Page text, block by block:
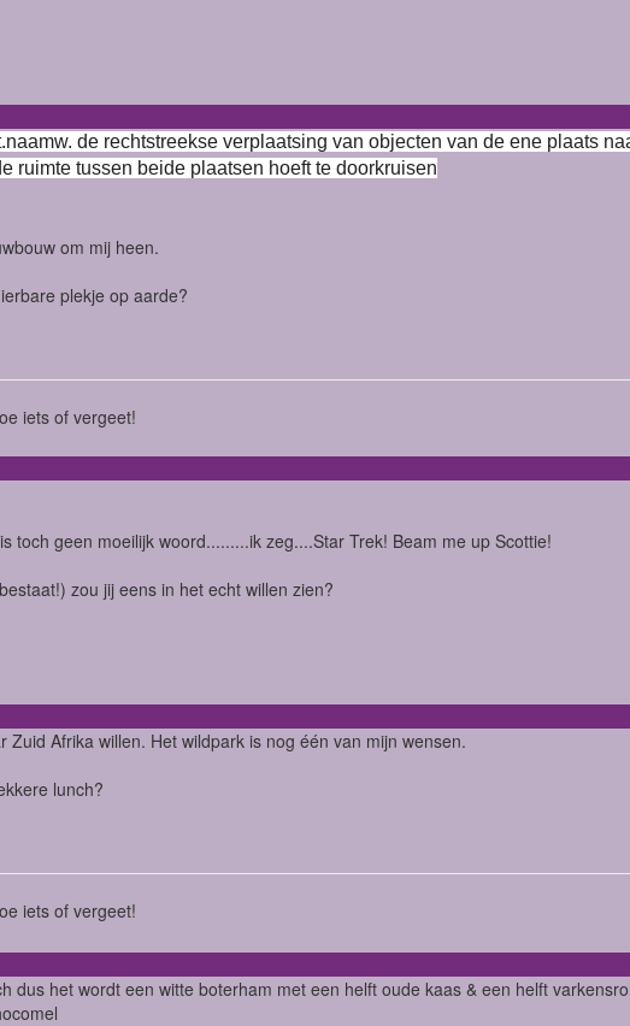
de rechtstreekse verplaatsing van objecten van de ene plaats
ruimte tussen beide plaatsen hoeft te doorkruisen
om mij heen.
plekje op aarde?
iets of vergeet!
toch geen moeilijk woord.........ik zeg....Star Trek! Beam me up Scottie!
zou jij eens in het echt willen zien?
Zuid Afrika willen. Het wildpark is nog één van mijn wensen.
lunch?
iets of vergeet!
dus het wordt een witte boterham met een helft oude kaas & een helft